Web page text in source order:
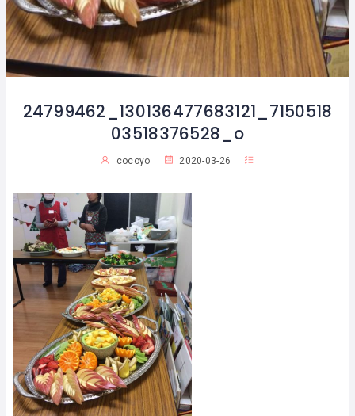
24799462_130136477683121_7150518
03518376528_o
cocoyo 2020-03-26